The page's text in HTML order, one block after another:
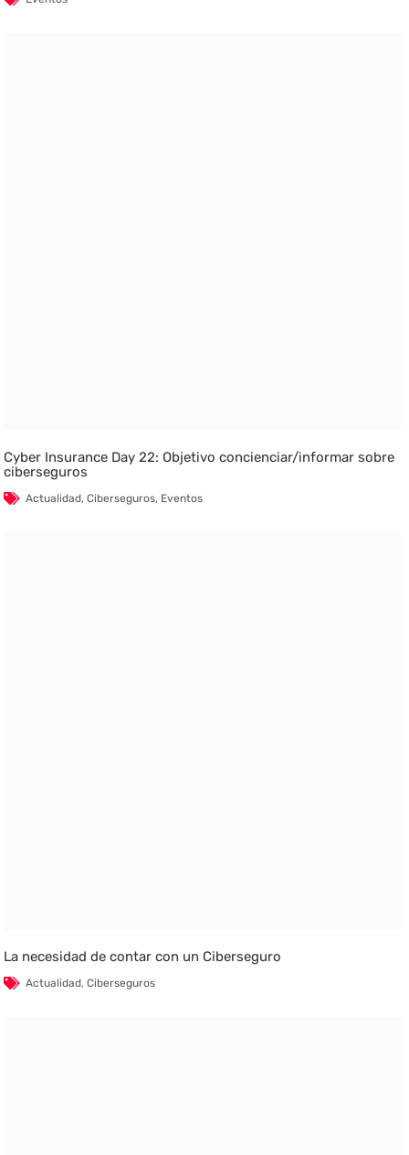
Cyber Insurance Day 22: Objetivo concienciar/informar sobre
ciberseguros
Actualidad,Ciberseguros, Eventos
La necesidad de contar con un Ciberseguro
Actualidad,Ciberseguros